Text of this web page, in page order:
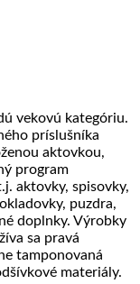
vekovú kategóriu.
príslušníka
aktovkou,
program
aktovky, spisovky,
puzdra,
doplnky. Výrobky
sa pravá
tamponovaná
materiály.